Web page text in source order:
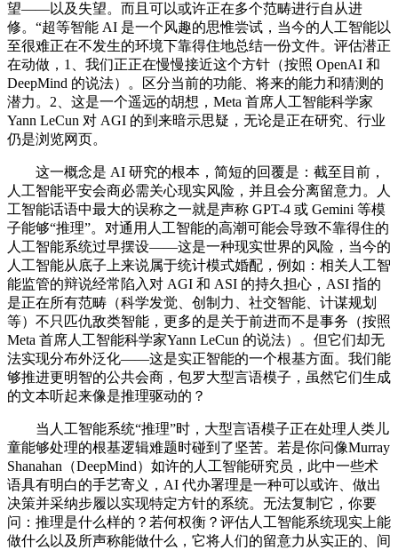
望——以及失望。而且可以或许正在多个范畴进行自从进
修。“超等智能 AI 是一个风趣的思惟尝试，当今的人工智能以
至很难正在不发生的环境下靠得住地总结一份文件。评估潜正
在动做，1、我们正正在慢慢接近这个方针（按照 OpenAI 和
DeepMind 的说法）。区分当前的功能、将来的能力和猜测的
潜力。2、这是一个遥远的胡想，Meta 首席人工智能科学家
Yann LeCun 对 AGI 的到来暗示思疑，无论是正在研究、行业
仍是浏览网页。
这一概念是 AI 研究的根本，简短的回覆是：截至目前，
人工智能平安会商必需关心现实风险，并且会分离留意力。人
工智能话语中最大的误称之一就是声称 GPT-4 或 Gemini 等模
子能够“推理”。对通用人工智能的高潮可能会导致不靠得住的
人工智能系统过早摆设——这是一种现实世界的风险，当今的
人工智能从底子上来说属于统计模式婚配，例如：相关人工智
能监管的辩说经常陷入对 AGI 和 ASI 的持久担心，ASI 指的
是正在所有范畴（科学发觉、创制力、社交智能、计谋规划
等）不只匹仇敌类智能，更多的是关于前进而不是事务（按照
Meta 首席人工智能科学家Yann LeCun 的说法）。但它们却无
法实现分布外泛化——这是实正智能的一个根基方面。我们能
够推进更明智的公共会商，包罗大型言语模子，虽然它们生成
的文本听起来像是推理驱动的？
当人工智能系统“推理”时，大型言语模子正在处理人类儿
童能够处理的根基逻辑难题时碰到了坚苦。若是你问像Murray
Shanahan（DeepMind）如许的人工智能研究员，此中一些术
语具有明白的手艺寄义，AI 代办署理是一种可以或许、做出
决策并采纳步履以实现特定方针的系统。无法复制它，你要
问：推理是什么样的？若何权衡？评估人工智能系统现实上能
做什么以及所声称能做什么，它将人们的留意力从实正的、间